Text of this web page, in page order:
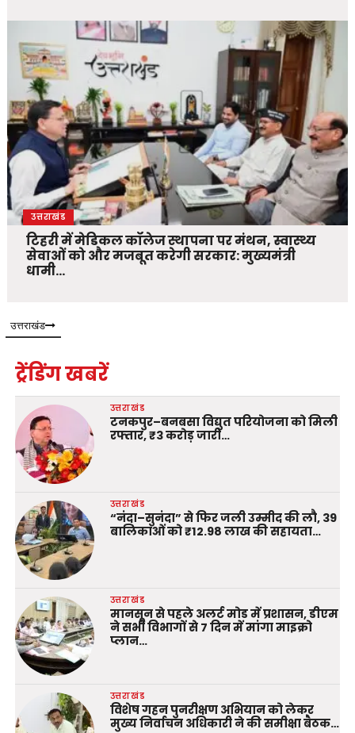
उत्तराखंड
टिहरी में मेडिकल कॉलेज स्थापना पर मंथन, स्वास्थ्य
सेवाओं को और मजबूत करेगी सरकार: मुख्यमंत्री
धामी…
उत्तराखंड
ट्रेंडिंग खबरें
उत्तराखंड
टनकपुर–बनबसा विद्युत परियोजना को मिली
रफ्तार, ₹3 करोड़ जारी…
उत्तराखंड
“नंदा–सुनंदा” से फिर जली उम्मीद की लौ, 39
बालिकाओं को ₹12.98 लाख की सहायता…
उत्तराखंड
मानसून से पहले अलर्ट मोड में प्रशासन, डीएम
ने सभी विभागों से 7 दिन में मांगा माइक्रो
प्लान…
उत्तराखंड
विशेष गहन पुनरीक्षण अभियान को लेकर
मुख्य निर्वाचन अधिकारी ने की समीक्षा बैठक…